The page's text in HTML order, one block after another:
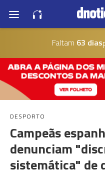
Faltam 63 dias
DESPORTO
Campeãs
denunciam
sistemática" de